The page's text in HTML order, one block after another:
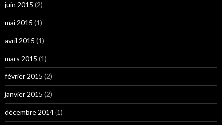
juin 2015 (2)
mai 2015 (1)
avril 2015 (1)
mars 2015 (1)
février 2015 (2)
janvier 2015 (2)
décembre 2014(1)